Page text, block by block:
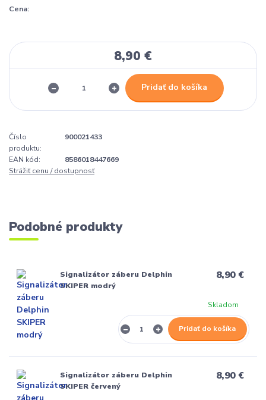
Cena:
8,90 €
Pridať do košíka
Číslo
produktu:
900021433
EAN kód:
8586018447669
Strážiť cenu / dostupnosť
Podobné produkty
Signalizátor záberu Delphin
SKIPER modrý
8,90 €
Skladom
Pridať do košíka
Signalizátor záberu Delphin
SKIPER červený
8,90 €